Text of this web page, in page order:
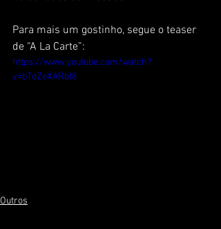
Para mais um gostinho, segue o teaser
de “A La Carte”:
https://www.youtube.com/watch?
v=bTdZeXARbf8
Outros